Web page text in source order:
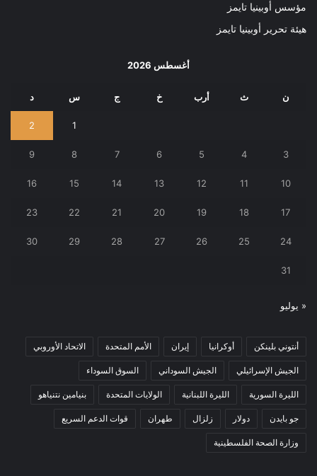
مؤسس أوبينيا تايمز
هيئة تحرير أوبينيا تايمز
أغسطس 2026
ن ث أرب خ ج س د
1
2
3
4
5
6
7
8
9
10
11
12
13
14
15
16
17
18
19
20
21
22
23
24
25
26
27
28
29
30
31
« يوليو
أنتوني بلينكن أوكرانيا إيران الأمم المتحدة الاتحاد الأوروبي
الجيش الإسرائيلي الجيش السوداني السوق السوداء
الليرة السورية الليرة اللبنانية الولايات المتحدة بنيامين نتنياهو
جو بايدن دولار زلزال طهران قوات الدعم السريع
وزارة الصحة الفلسطينية